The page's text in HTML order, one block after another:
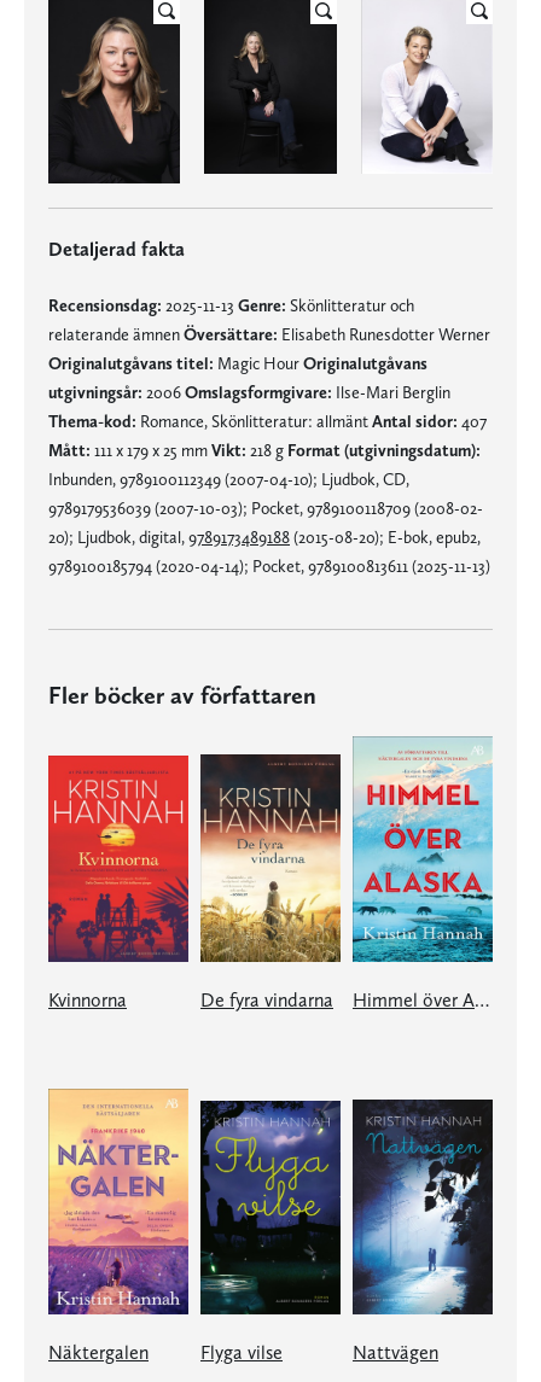
Detaljerad fakta
Recensionsdag: 2025-11-13 Genre: Skönlitteratur och
relaterande ämnenÖversättare: Elisabeth Runesdotter Werner
Originalutgåvans titel: Magic HourOriginalutgåvans
utgivningsår: 2006Omslagsformgivare: Ilse-Mari Berglin
Thema-kod: Romance, Skönlitteratur: allmäntAntal sidor: 407
Mått: 111 x 179 x 25 mmVikt: 218 g Format (utgivningsdatum):
Inbunden, 9789100112349 (2007-04-10); Ljudbok, CD,
9789179536039 (2007-10-03); Pocket, 9789100118709 (2008-02-
20); Ljudbok, digital,9789173489188(2015-08-20); E-bok, epub2,
9789100185794 (2020-04-14); Pocket, 9789100813611 (2025-11-13)
Fler böcker av författaren
Kvinnorna De fyra vindarna Himmel över Alaska
Näktergalen Flyga vilse Nattvägen